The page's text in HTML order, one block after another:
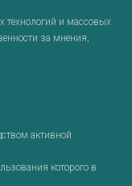
технологий и массовых
за мнения,
активной
которого в